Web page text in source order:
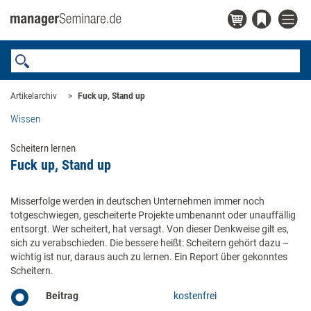
Artikelarchiv Fuck up, Stand up
Wissen
Scheitern lernen
Fuck up, Stand up
Misserfolge werden in deutschen Unternehmen immer noch
totgeschwiegen, gescheiterte Projekte umbenannt oder unauffällig
entsorgt. Wer scheitert, hat versagt. Von dieser Denkweise gilt es,
sich zu verabschieden. Die bessere heißt: Scheitern gehört dazu –
wichtig ist nur, daraus auch zu lernen. Ein Report über gekonntes
Scheitern.
Beitrag kostenfrei